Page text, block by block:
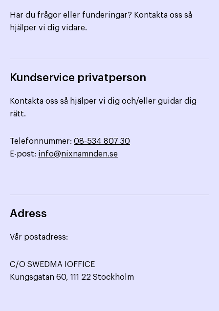
Har du frågor eller funderingar? Kontakta oss så
hjälper vi dig vidare.
Kundservice privatperson
Kontakta oss så hjälper vi dig och/eller guidar dig
rätt.
Telefonnummer: 08-534 807 30
E-post: info@nixnamnden.se
Adress
Vår postadress:
C/O SWEDMA IOFFICE
Kungsgatan 60, 111 22 Stockholm